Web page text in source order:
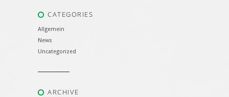
CATEGORIES
Allgemein
News
Uncategorized
ARCHIVE